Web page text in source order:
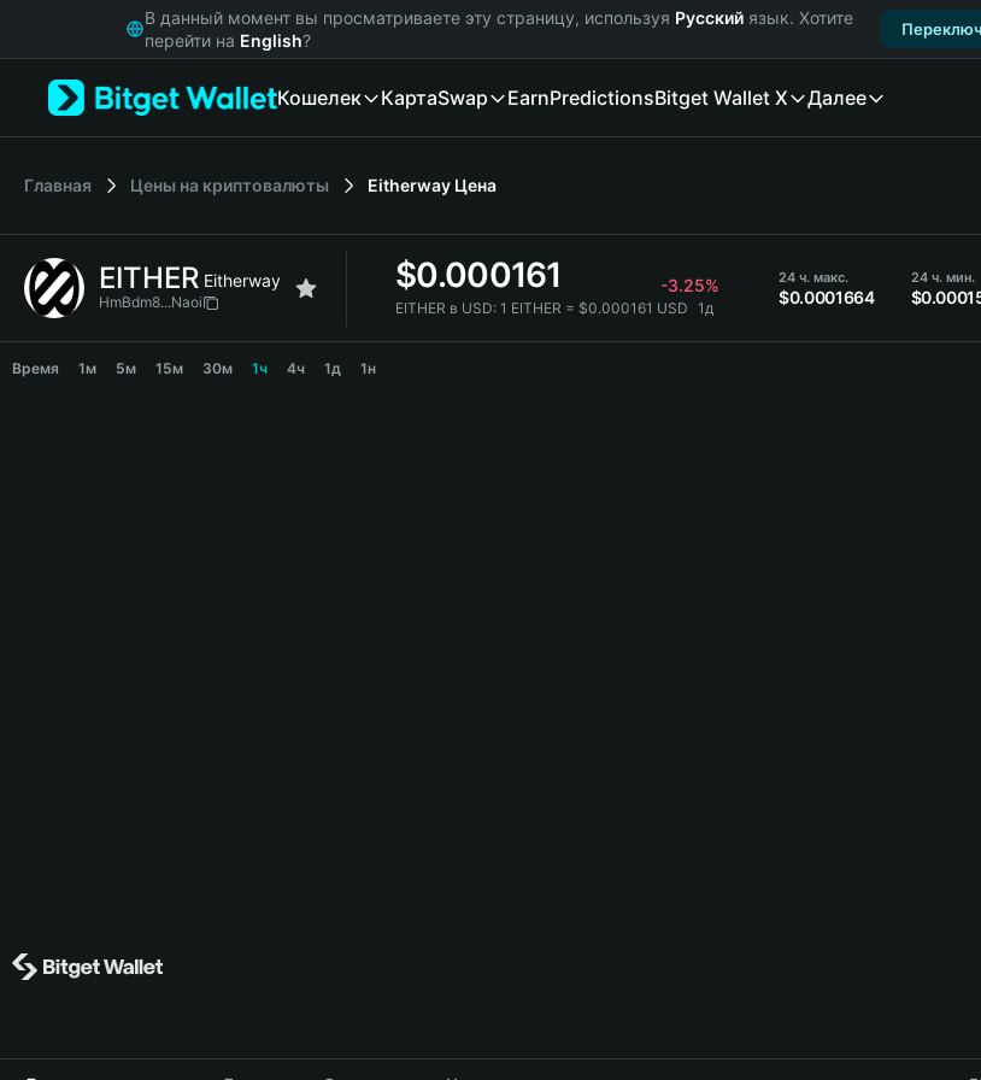
Русский
Italiano
简体中文
繁體中文
Bahasa Indonesia
В данный момент вы просматриваете эту страницу, используя Русский язык. Хотите
перейти на English?
Кошелек КартаSwap EarnPredictionsBitget Wallet X Далее
Главная Цены на криптовалюты Eitherway Цена
EITHER Eitherway
HmBdm8...Naoi
$0.000161 -3.25%
EITHER в USD: 1 EITHER = $0.000161 USD 1д
24 ч. макс.
$0.0001664
24 ч. мин.
Время 1м 5м 15м 30м 1ч 4ч 1д 1н